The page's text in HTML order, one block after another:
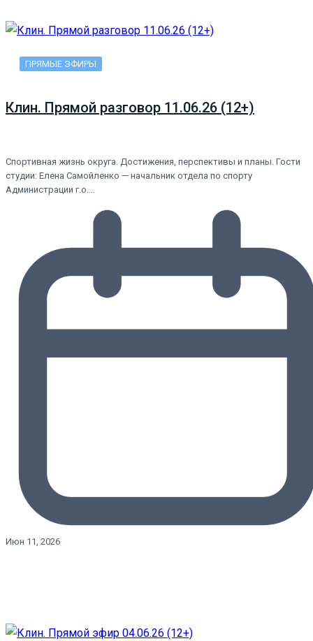
ПРЯМЫЕ ЭФИРЫ
Клин. Прямой разговор 11.06.26 (12+)
Спортивная жизнь округа. Достижения, перспективы и планы. Гости
студии: Елена Самойленко — начальник отдела по спорту
Администрации г.о.…
Июн 11, 2026